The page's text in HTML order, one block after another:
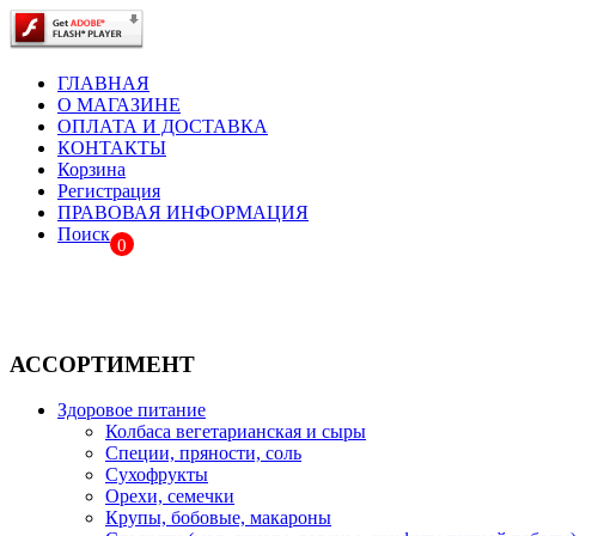
ГЛАВНАЯ
О МАГАЗИНЕ
ОПЛАТА И ДОСТАВКА
КОНТАКТЫ
Корзина
Регистрация
ПРАВОВАЯ ИНФОРМАЦИЯ
Поиск
0
АССОРТИМЕНТ
Здоровое питание
Колбаса вегетарианская и сыры
Специи, пряности, соль
Сухофрукты
Орехи, семечки
Крупы, бобовые, макароны